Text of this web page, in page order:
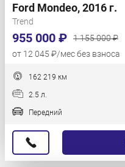
Ford Mondeo, 2016 г.
Trend
955 000 ₽
1 155 000 ₽
от 12 045 ₽/мес без взноса
162 219 км
2.5 л.
Передний